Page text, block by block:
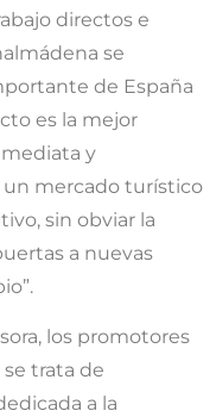
directos e
se
de España
es la mejor
y
mercado turístico
sin obviar la
a nuevas
los promotores
trata de
a la